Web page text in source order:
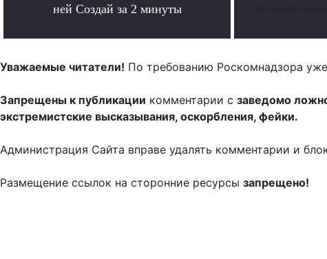
ней Создай за 2 минуты
Уважаемые читатели! По требованию Роскомнадзора
Запрещены к публикации комментарии с заведомо
экстремистские высказывания, оскорбления, фейки.
Администрация Сайта вправе удалять комментарии и
Размещение ссылок на сторонние ресурсы запрещено!